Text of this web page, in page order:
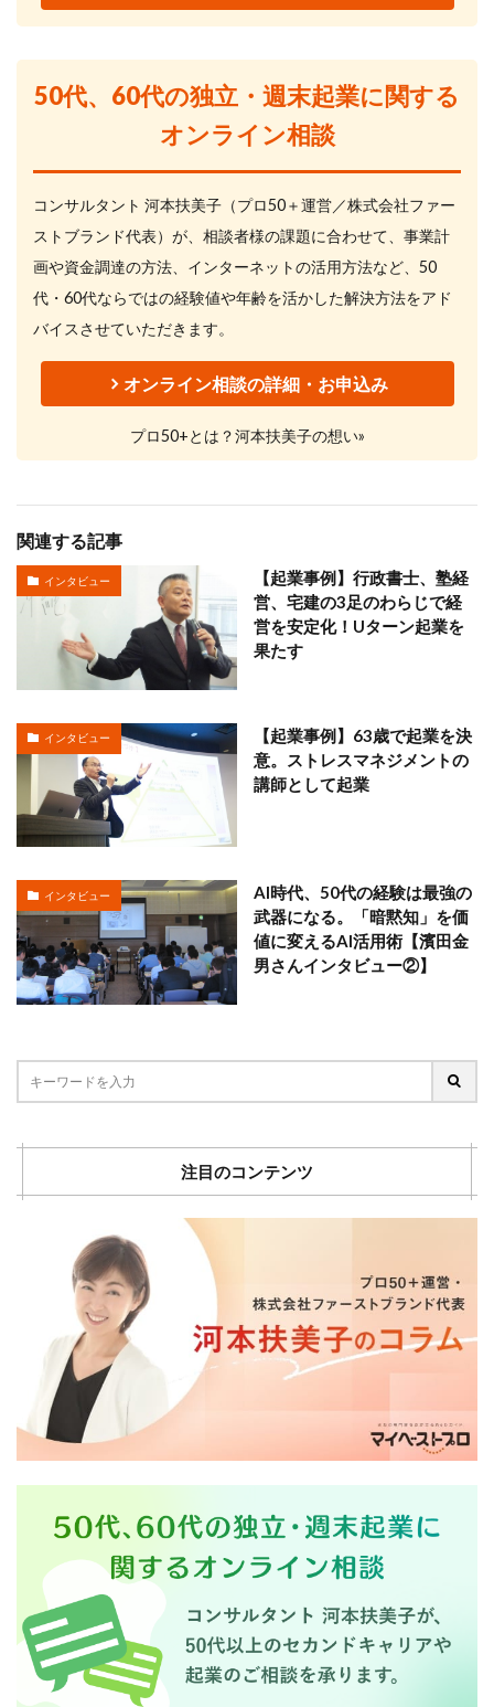
50代、60代の独立・週末起業に関する
オンライン相談
コンサルタント 河本扶美子（プロ50＋運営／株式会社ファー
ストブランド代表）が、相談者様の課題に合わせて、事業計
画や資金調達の方法、インターネットの活用方法など、50
代・60代ならではの経験値や年齢を活かした解決方法をアド
バイスさせていただきます。
オンライン相談の詳細・お申込み
プロ50+とは？河本扶美子の想い»
関連する記事
インタビュー
【起業事例】行政書士、塾経
営、宅建の3足のわらじで経
営を安定化！Uターン起業を
果たす
インタビュー
【起業事例】63歳で起業を決
意。ストレスマネジメントの
講師として起業
インタビュー
AI時代、50代の経験は最強の
武器になる。「暗黙知」を価
値に変えるAI活用術【濱田金
男さんインタビュー②】
注目のコンテンツ